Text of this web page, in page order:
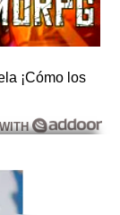
¡Cómo los